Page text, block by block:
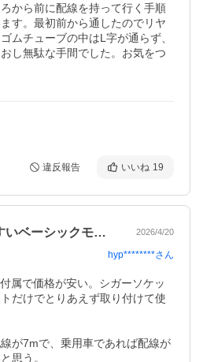
から前に配線を持って行く手順
す。最初前から通したのでリヤ
ムチューブの中はL字が通らず、
し無駄な手間でした。お気をつ
違反報告 いいね 19
コスパが高く扱いやすいベーシックモデル 2026/4/20
hyp********さん
属で価格が安い。シガーソケッ
だけでとりあえず取り付けて使
が7mで、乗用車であれば配線が
思う。